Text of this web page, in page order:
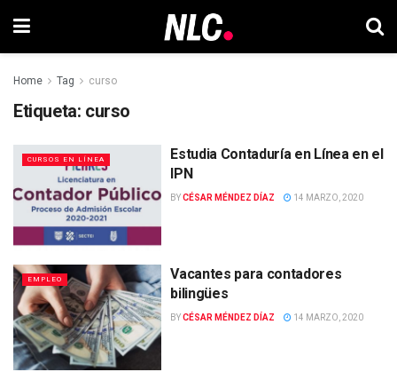
Home Tag curso
Etiqueta: curso
CURSOS EN LÍNEA
Estudia Contaduría en Línea en el
IPN
BYCÉSAR MÉNDEZ DÍAZ 14 MARZO, 2020
EMPLEO
Vacantes para contadores
bilingües
BYCÉSAR MÉNDEZ DÍAZ 14 MARZO, 2020